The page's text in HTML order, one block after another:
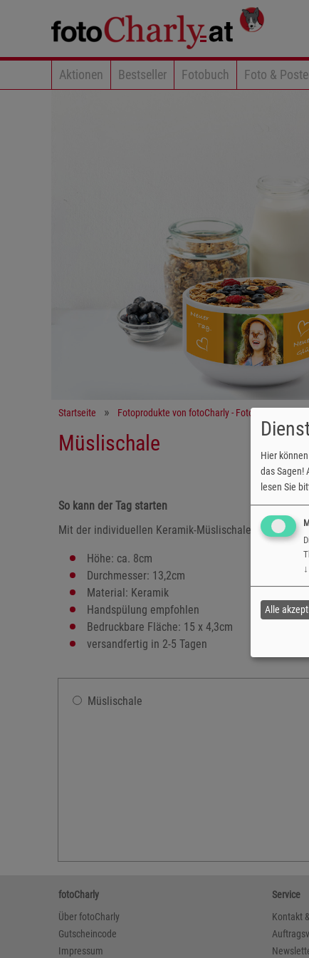
Aktionen Bestseller Fotobuch Foto &
Startseite Fotoprodukte von fotoCharly - Fotobücher,
Müslischale
So kann der Tag starten
Mit der individuellen Keramik-Müslischale
Höhe: ca. 8cm
Durchmesser: 13,2cm
Material: Keramik
Handspülung empfohlen
Bedruckbare Fläche: 15 x 4,3cm
versandfertig in 2-5 Tagen
Müslischale
fotoCharly
Über fotoCharly
Gutscheincode
Impressum
Service
Kontakt
Hier
das Sagen!
lesen Sie
↓
Alle